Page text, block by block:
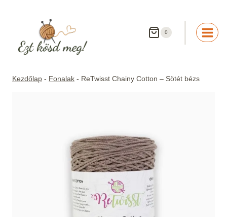
0
Kezdőlap - Fonalak - ReTwisst Chainy Cotton – Sötét bézs